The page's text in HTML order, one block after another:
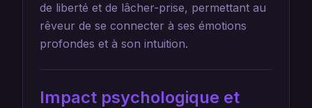
de liberté et de lâcher-prise, permettant au
rêveur de se connecter à ses émotions
profondes et à son intuition.
Impact psychologique et